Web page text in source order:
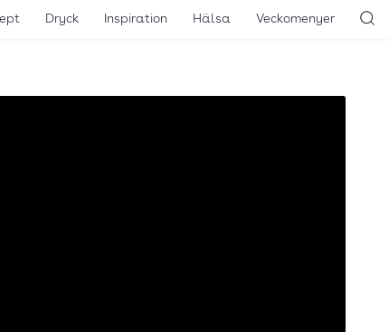
Dryck Inspiration Hälsa Veckomenyer